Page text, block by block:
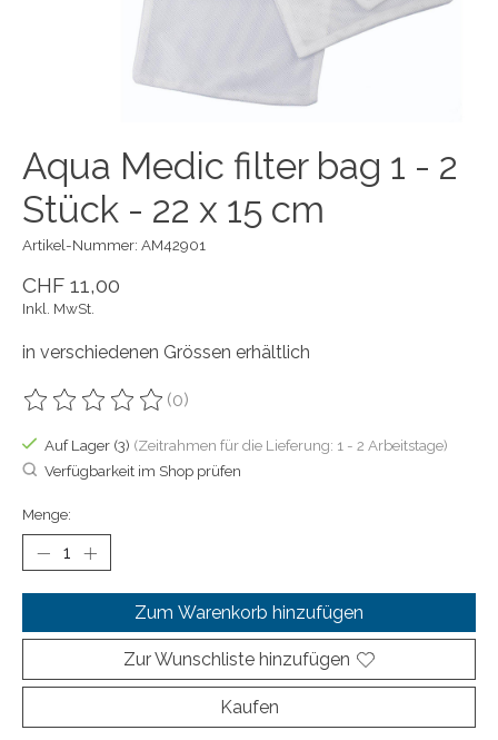
Aqua Medic filter bag 1 - 2
Stück - 22 x 15 cm
Artikel-Nummer: AM42901
CHF 11,00
Inkl. MwSt.
in verschiedenen Grössen erhältlich
Die Bewertung dieses Produkts ist
(0)
Auf Lager (3) (Zeitrahmen für die Lieferung: 1 - 2 Arbeitstage)
Verfügbarkeit im Shop prüfen
Menge:
Zum Warenkorb hinzufügen
Zur Wunschliste hinzufügen
Kaufen